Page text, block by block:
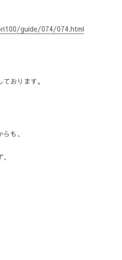
guide/074/074.html
おります。
も、